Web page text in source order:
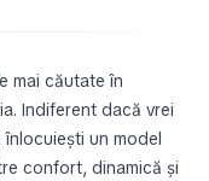
mai căutate în
Indiferent dacă vrei
un model
confort, dinamică și